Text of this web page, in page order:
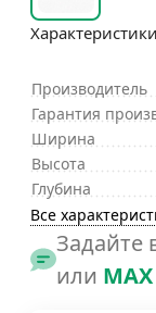
Характеристики
Производитель
Гарантия
Ширина
Высота
Глубина
Все
Задайте
или MAX